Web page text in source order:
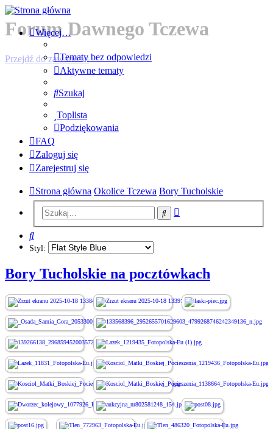
Forum Dawnego Tczewa
Przejdź do zawartości
Więcej…
Tematy bez odpowiedzi
Aktywne tematy
Szukaj
Toplista
Podziękowania
FAQ
Zaloguj się
Zarejestruj się
Strona główna Okolice Tczewa Bory Tucholskie
Szukaj
Szukaj
Styl:
Bory Tucholskie na pocztówkach